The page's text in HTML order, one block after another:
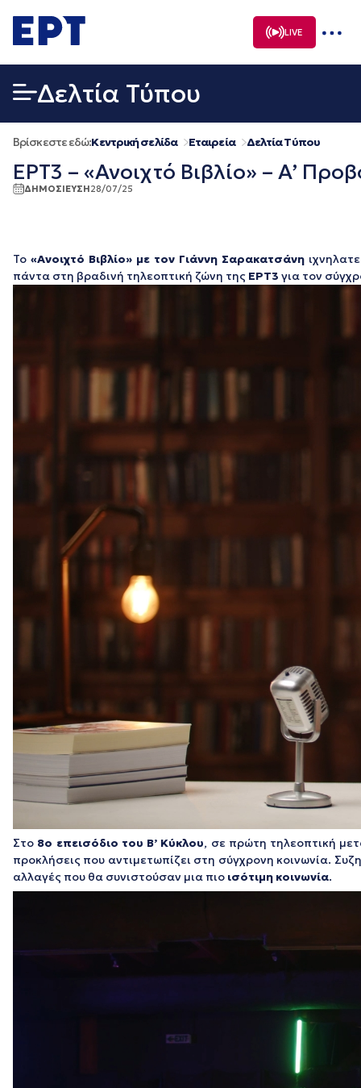
σε
περιεχόμενο
LIVE
Δελτία Τύπου
Βρίσκεστε εδώ:Κεντρική σελίδα Εταιρεία Δελτία Τύπου
ΕΡΤ3 – «Ανοιχτό Βιβλίο» – Α’
ΔΗΜΟΣΙΕΥΣΗ28/07/25
Το «Ανοιχτό Βιβλίο» με τον Γιάννη Σαρακατσάνη
πάντα στη βραδινή τηλεοπτική ζώνη της ΕΡΤ3 για τον
Στο 8ο επεισόδιο του Β’ Κύκλου, σε πρώτη τηλεοπτική
προκλήσεις που αντιμετωπίζει στη σύγχρονη κοινωνία.
αλλαγές που θα συνιστούσαν μια πιο ισότιμη κοινωνία.